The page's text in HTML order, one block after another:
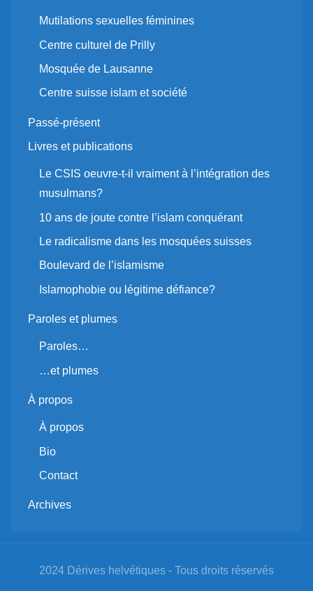
Mutilations sexuelles féminines
Centre culturel de Prilly
Mosquée de Lausanne
Centre suisse islam et société
Passé-présent
Livres et publications
Le CSIS oeuvre-t-il vraiment à l’intégration des
musulmans?
10 ans de joute contre l’islam conquérant
Le radicalisme dans les mosquées suisses
Boulevard de l’islamisme
Islamophobie ou légitime défiance?
Paroles et plumes
Paroles…
…et plumes
À propos
À propos
Bio
Contact
Archives
2024 Dérives helvétiques - Tous droits réservés